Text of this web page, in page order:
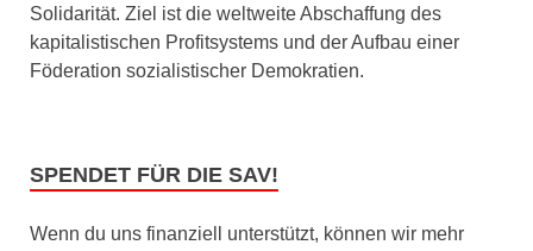
Solidarität. Ziel ist die weltweite Abschaffung des
kapitalistischen Profitsystems und der Aufbau einer
Föderation sozialistischer Demokratien.
SPENDET FÜR DIE SAV!
Wenn du uns finanziell unterstützt, können wir mehr